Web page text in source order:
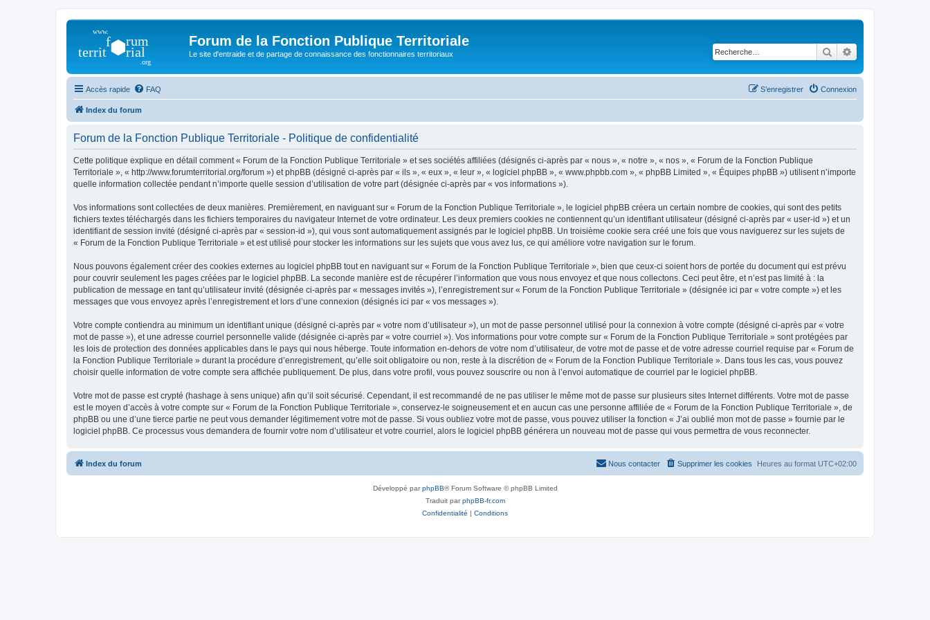
Forum de la Fonction Publique Territoriale
Le site d'entraide et de partage de connaissance des fonctionnaires territoriaux Rechercher
Accès rapide FAQ Connexion
S’enregistrer
Index du forum
Forum de la Fonction Publique Territoriale - Politique de confidentialité
Cette politique explique en détail comment « Forum de la Fonction Publique Territoriale » et ses sociétés affiliées (désignés ci-après par « nous », « notre », « nos », « Forum de la Fonction Publique
Territoriale », « http://www.forumterritorial.org/forum ») et phpBB (désigné ci-après par « ils », « eux », « leur », « logiciel phpBB », « www.phpbb.com », « phpBB Limited », « Équipes phpBB ») utilisent n’importe
quelle information collectée pendant n’importe quelle session d’utilisation de votre part (désignée ci-après par « vos informations »).
Vos informations sont collectées de deux manières. Premièrement, en naviguant sur « Forum de la Fonction Publique Territoriale », le logiciel phpBB créera un certain nombre de cookies, qui sont des petits
fichiers textes téléchargés dans les fichiers temporaires du navigateur Internet de votre ordinateur. Les deux premiers cookies ne contiennent qu’un identifiant utilisateur (désigné ci-après par « user-id ») et un
identifiant de session invité (désigné ci-après par « session-id »), qui vous sont automatiquement assignés par le logiciel phpBB. Un troisième cookie sera créé une fois que vous naviguerez sur les sujets de
« Forum de la Fonction Publique Territoriale » et est utilisé pour stocker les informations sur les sujets que vous avez lus, ce qui améliore votre navigation sur le forum.
Nous pouvons également créer des cookies externes au logiciel phpBB tout en naviguant sur « Forum de la Fonction Publique Territoriale », bien que ceux-ci soient hors de portée du document qui est prévu
pour couvrir seulement les pages créées par le logiciel phpBB. La seconde manière est de récupérer l’information que vous nous envoyez et que nous collectons. Ceci peut être, et n’est pas limité à : la
publication de message en tant qu’utilisateur invité (désignée ci-après par « messages invités »), l’enregistrement sur « Forum de la Fonction Publique Territoriale » (désignée ici par « votre compte ») et les
messages que vous envoyez après l’enregistrement et lors d’une connexion (désignés ici par « vos messages »).
Votre compte contiendra au minimum un identifiant unique (désigné ci-après par « votre nom d’utilisateur »), un mot de passe personnel utilisé pour la connexion à votre compte (désigné ci-après par « votre
mot de passe »), et une adresse courriel personnelle valide (désignée ci-après par « votre courriel »). Vos informations pour votre compte sur « Forum de la Fonction Publique Territoriale » sont protégées par
les lois de protection des données applicables dans le pays qui nous héberge. Toute information en-dehors de votre nom d’utilisateur, de votre mot de passe et de votre adresse courriel requise par « Forum de
la Fonction Publique Territoriale » durant la procédure d’enregistrement, qu’elle soit obligatoire ou non, reste à la discrétion de « Forum de la Fonction Publique Territoriale ». Dans tous les cas, vous pouvez
choisir quelle information de votre compte sera affichée publiquement. De plus, dans votre profil, vous pouvez souscrire ou non à l’envoi automatique de courriel par le logiciel phpBB.
Votre mot de passe est crypté (hashage à sens unique) afin qu’il soit sécurisé. Cependant, il est recommandé de ne pas utiliser le même mot de passe sur plusieurs sites Internet différents. Votre mot de passe
est le moyen d’accès à votre compte sur « Forum de la Fonction Publique Territoriale », conservez-le soigneusement et en aucun cas une personne affiliée de « Forum de la Fonction Publique Territoriale », de
phpBB ou une d’une tierce partie ne peut vous demander légitimement votre mot de passe. Si vous oubliez votre mot de passe, vous pouvez utiliser la fonction « J’ai oublié mon mot de passe » fournie par le
logiciel phpBB. Ce processus vous demandera de fournir votre nom d’utilisateur et votre courriel, alors le logiciel phpBB générera un nouveau mot de passe qui vous permettra de vous reconnecter.
Index du forum Heures au format UTC+02:00
Supprimer les cookies
Nous contacter
Développé parphpBB® Forum Software © phpBB Limited
Traduit parphpBB-fr.com
Confidentialité | Conditions